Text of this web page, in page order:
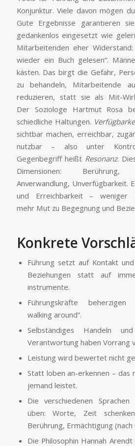
Konjunktur. Viele davon mögen
Gute Ergebnisse garantieren
gedankenlos eingesetzt wie
Mitarbeitenden eher
wieder ein Buch gelesen“.
kästen. Das birgt die Gefahr,
zu behandeln, Mitarbeitende
reduzieren, statt sie als Mit-
Der Soziologe Hartmut Rosa
schiedliche Haltungen.
sichtbar machen, erreichbar,
nutzbar – also unter
Gegenbegriff heißt Resonanz.
Dimensionen: Berührung,
Anverwandlung, Unverfügbarkeit.
und Erreichbarkeit – weniger
mehr Mut zu Begegnung und
Konkrete
Führung setzt auf Kontakt
Beziehungen statt auf
instrumente.
Führungskräfte
walking around”.
Selbständiges Handeln
Verantwortung haben Vorrang
Leistung wird bewertet nicht
Statt loben an-erkennen – das
jemand leistet.
Die verschiedenen
üben: Worte, Zeit
Berührung, Ermächtigung (nach
Die Philosophin Hannah